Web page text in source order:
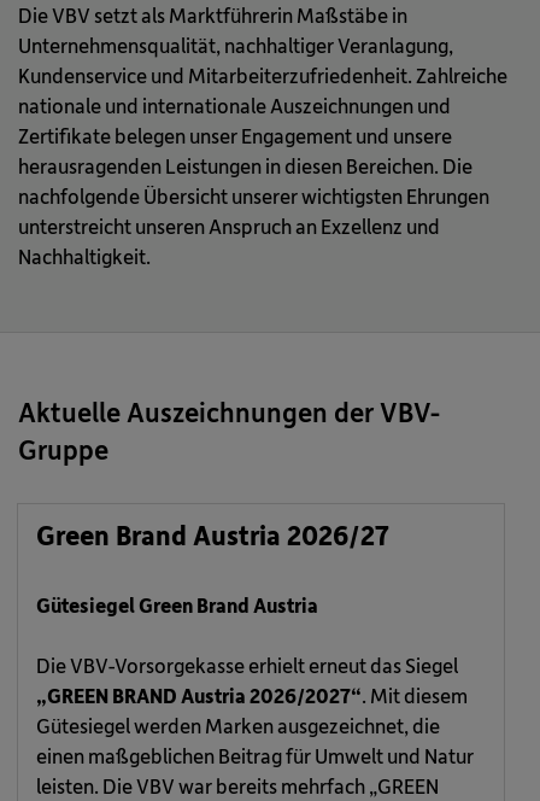
Die VBV setzt als Marktführerin Maßstäbe in
Unternehmensqualität, nachhaltiger Veranlagung,
Kundenservice und Mitarbeiterzufriedenheit. Zahlreiche
nationale und internationale Auszeichnungen und
Zertifikate belegen unser Engagement und unsere
herausragenden Leistungen in diesen Bereichen. Die
nachfolgende Übersicht unserer wichtigsten Ehrungen
unterstreicht unseren Anspruch an Exzellenz und
Nachhaltigkeit.
Aktuelle Auszeichnungen der VBV-
Gruppe
Green Brand Austria 2026/27
Gütesiegel Green Brand Austria
Die VBV-Vorsorgekasse erhielt erneut das Siegel
„GREEN BRAND Austria 2026/2027“. Mit diesem
Gütesiegel werden Marken ausgezeichnet, die
einen maßgeblichen Beitrag für Umwelt und Natur
leisten. Die VBV war bereits mehrfach „GREEN